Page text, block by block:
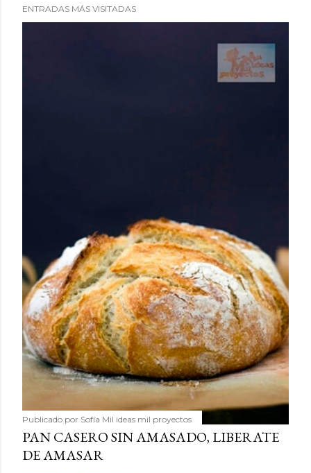
ENTRADAS MÁS VISITADAS
Publicado por Sofía Mil ideas mil proyectos
PAN CASERO SIN AMASADO, LIBERATE
DE AMASAR